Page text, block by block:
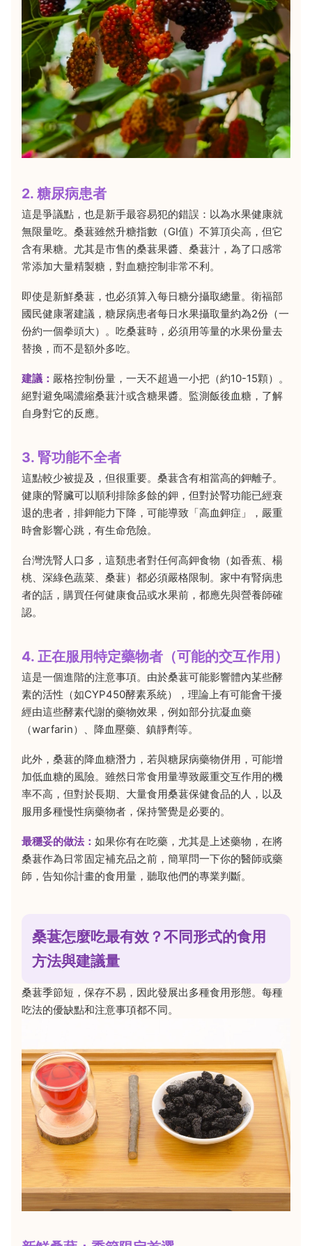
2. 糖尿病患者
這是爭議點，也是新手最容易犯的錯誤：以為水果健康就
無限量吃。桑葚雖然升糖指數（GI值）不算頂尖高，但它
含有果糖。尤其是市售的桑葚果醬、桑葚汁，為了口感常
常添加大量精製糖，對血糖控制非常不利。
即使是新鮮桑葚，也必須算入每日糖分攝取總量。衛福部
國民健康署建議，糖尿病患者每日水果攝取量約為2份（一
份約一個拳頭大）。吃桑葚時，必須用等量的水果份量去
替換，而不是額外多吃。
建議： 嚴格控制份量，一天不超過一小把（約10-15顆）。
絕對避免喝濃縮桑葚汁或含糖果醬。監測飯後血糖，了解
自身對它的反應。
3. 腎功能不全者
這點較少被提及，但很重要。桑葚含有相當高的鉀離子。
健康的腎臟可以順利排除多餘的鉀，但對於腎功能已經衰
退的患者，排鉀能力下降，可能導致「高血鉀症」，嚴重
時會影響心跳，有生命危險。
台灣洗腎人口多，這類患者對任何高鉀食物（如香蕉、楊
桃、深綠色蔬菜、桑葚）都必須嚴格限制。家中有腎病患
者的話，購買任何健康食品或水果前，都應先與營養師確
認。
4. 正在服用特定藥物者（可能的交互作用）
這是一個進階的注意事項。由於桑葚可能影響體內某些酵
素的活性（如CYP450酵素系統），理論上有可能會干擾
經由這些酵素代謝的藥物效果，例如部分抗凝血藥
（warfarin）、降血壓藥、鎮靜劑等。
此外，桑葚的降血糖潛力，若與糖尿病藥物併用，可能增
加低血糖的風險。雖然日常食用量導致嚴重交互作用的機
率不高，但對於長期、大量食用桑葚保健食品的人，以及
服用多種慢性病藥物者，保持警覺是必要的。
最穩妥的做法： 如果你有在吃藥，尤其是上述藥物，在將
桑葚作為日常固定補充品之前，簡單問一下你的醫師或藥
師，告知你計畫的食用量，聽取他們的專業判斷。
桑葚怎麼吃最有效？不同形式的食用
方法與建議量
桑葚季節短，保存不易，因此發展出多種食用形態。每種
吃法的優缺點和注意事項都不同。